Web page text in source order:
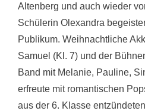
Altenberg und auch wieder
Schülerin Olexandra
Publikum. Weihnachtliche
Samuel (Kl. 7) und der
Band mit Melanie, Pauline,
erfreute mit romantischen
aus der 6. Klasse